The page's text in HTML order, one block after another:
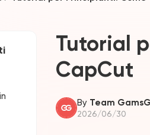
Tutorial
CapCut
By Team
2026/06/30